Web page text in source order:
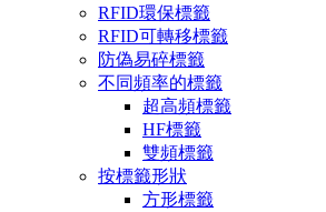
RFID環保標籤
RFID可轉移標籤
防偽易碎標籤
不同頻率的標籤
超高頻標籤
HF標籤
雙頻標籤
按標籤形狀
方形標籤